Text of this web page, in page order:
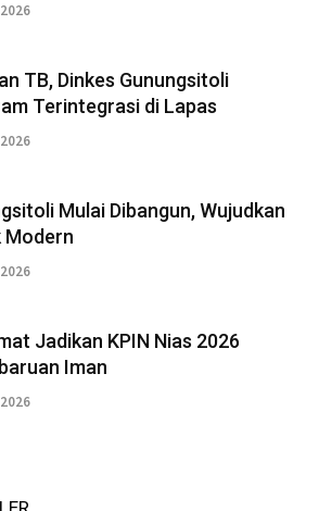
TB, Dinkes Gunungsitoli
Terintegrasi di Lapas
Mulai Dibangun, Wujudkan
Modern
Jadikan KPIN Nias 2026
Iman